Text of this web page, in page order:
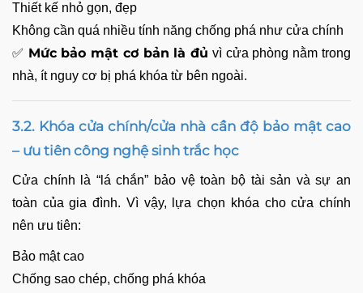
Thiết kế nhỏ gọn, đẹp
Không cần quá nhiều tính năng chống phá như cửa chính
✅ Mức bảo mật cơ bản là đủ vì cửa phòng nằm trong
nhà, ít nguy cơ bị phá khóa từ bên ngoài.
3.2. Khóa cửa chính/cửa nhà cần độ bảo mật cao
– ưu tiên công nghệ sinh trắc học
Cửa chính là “lá chắn” bảo vệ toàn bộ tài sản và sự an
toàn của gia đình. Vì vậy, lựa chọn khóa cho cửa chính
nên ưu tiên:
Bảo mật cao
Chống sao chép, chống phá khóa